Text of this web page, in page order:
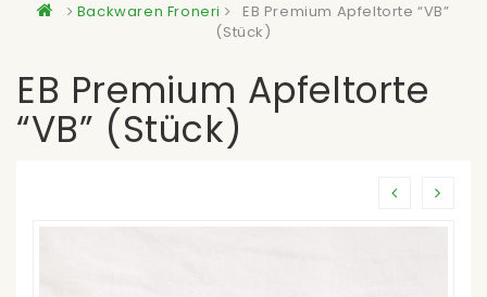
Backwaren Froneri
EB Premium Apfeltorte “VB”
(Stück)
EB Premium Apfeltorte
“VB” (Stück)